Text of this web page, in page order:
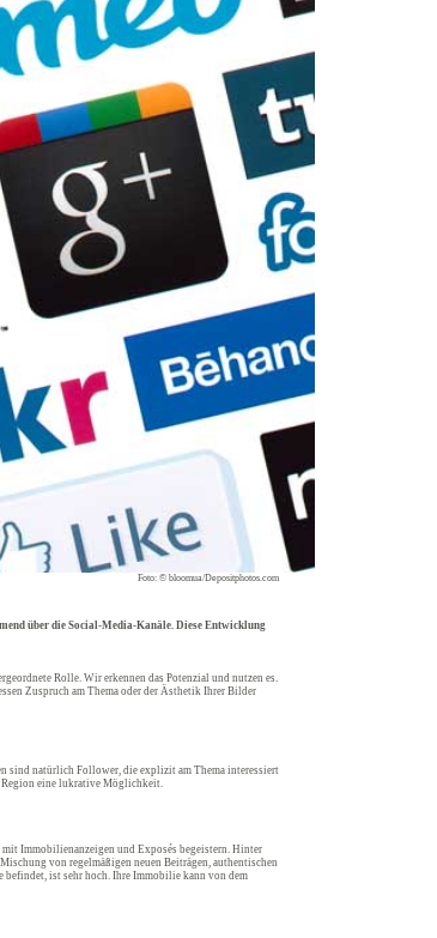
Foto: © bloomua/Depositphotos.com
über die Social-Media-Kanäle. Diese Entwicklung
Rolle. Wir erkennen das Potenzial und nutzen es.
Zuspruch am Thema oder der Ästhetik Ihrer Bilder
sind natürlich Follower, die explizit am Thema interessiert
eine lukrative Möglichkeit.
Immobilienanzeigen und Exposés begeistern. Hinter
von regelmäßigen neuen Beiträgen, authentischen
befindet, ist sehr hoch. Ihre Immobilie kann von dem